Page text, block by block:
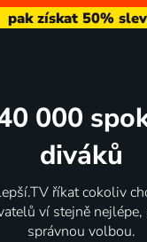
000
diváků
říkat cokoliv
ví stejně
správnou volbou.